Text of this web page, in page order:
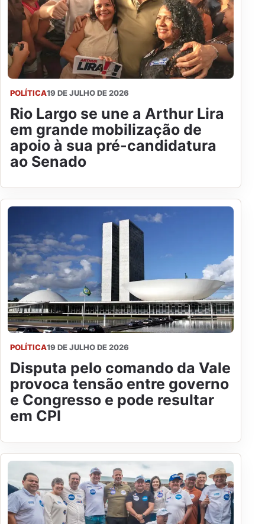
POLÍTICA19 DE JULHO DE 2026
Rio Largo se une a Arthur Lira
em grande mobilização de
apoio à sua pré-candidatura
ao Senado
POLÍTICA19 DE JULHO DE 2026
Disputa pelo comando da Vale
provoca tensão entre governo
e Congresso e pode resultar
em CPI